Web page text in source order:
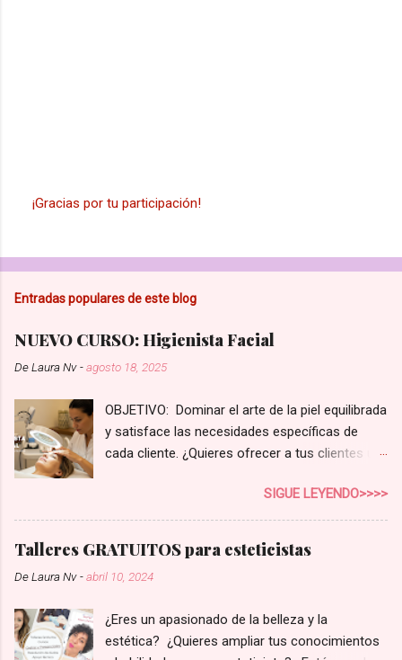
b
l
c
r
u
n
o
m
e
n
t
a
¡Gracias por tu participación!
Entradas populares de este blog
NUEVO CURSO: Higienista Facial
DeLaura Nv -agosto 18, 2025
OBJETIVO: Dominar el arte de la piel equilibrada
y satisface las necesidades específicas de
cada cliente. ¿Quieres ofrecer a tus clientes un
la diferencia? En el competitivo mundo de la
estética, no basta con una limpieza superficial.
Tus clientes buscan soluciones reales,
personalizadas para su tipo de piel y sus
preocupaciones. Con nuestro curso de
la experta que tus clientes necesitan,
aumentando la rentabilidad de tu negocio y la
SIGUE LEYENDO>>>>
Talleres GRATUITOS para esteticistas
DeLaura Nv -abril 10, 2024
¿Eres un apasionado de la belleza y la
estética? ¿Quieres ampliar tus conocimientos